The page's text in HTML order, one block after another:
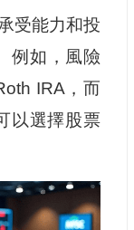
受能力和投
例如，風險
IRA，而
以選擇股票